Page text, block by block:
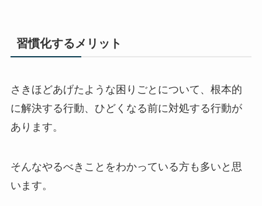
習慣化するメリット
さきほどあげたような困りごとについて、根本的
に解決する行動、ひどくなる前に対処する行動が
あります。
そんなやるべきことをわかっている方も多いと思
います。